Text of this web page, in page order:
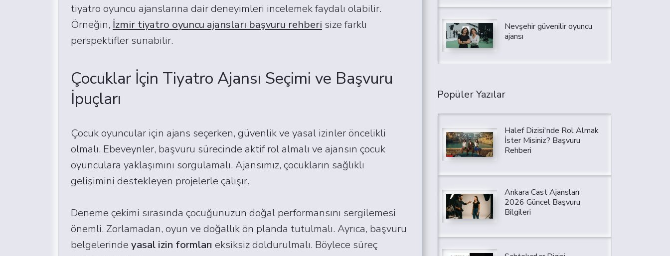
tiyatro oyuncu ajanslarına dair deneyimleri incelemek faydalı olabilir.
Örneğin, İzmir tiyatro oyuncu ajansları başvuru rehberi size farklı
perspektifler sunabilir.
Çocuklar İçin Tiyatro Ajansı Seçimi ve Başvuru
İpuçları
Çocuk oyuncular için ajans seçerken, güvenlik ve yasal izinler öncelikli
olmalı. Ebeveynler, başvuru sürecinde aktif rol almalı ve ajansın çocuk
oyunculara yaklaşımını sorgulamalı. Ajansımız, çocukların sağlıklı
gelişimini destekleyen projelerle çalışır.
Deneme çekimi sırasında çocuğunuzun doğal performansını sergilemesi
önemli. Zorlamadan, oyun ve doğallık ön planda tutulmalı. Ayrıca, başvuru
belgelerinde yasal izin formları eksiksiz doldurulmalı. Böylece süreç
Nevşehir güvenilir oyuncu
ajansı
Popüler Yazılar
Halef Dizisi'nde Rol Almak
İster Misiniz? Başvuru
Rehberi
Ankara Cast Ajansları
2026 Güncel Başvuru
Bilgileri